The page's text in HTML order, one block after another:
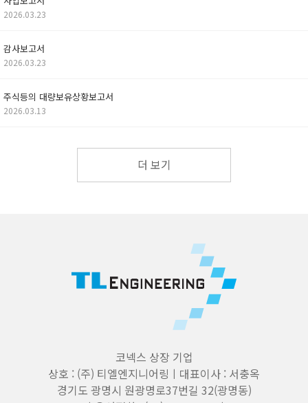
2026.03.23
감사보고서
2026.03.23
주식등의 대량보유상황보고서
2026.03.13
더 보기
코넥스 상장 기업
상호 : (주) 티엘엔지니어링ㅣ대표이사 : 서충옥
경기도 광명시 원광명로37번길 32(광명동)